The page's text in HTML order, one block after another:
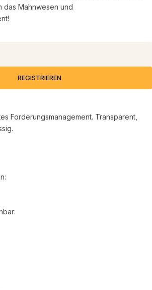
das Mahnwesen und
REGISTRIEREN
Forderungsmanagement. Transparent,